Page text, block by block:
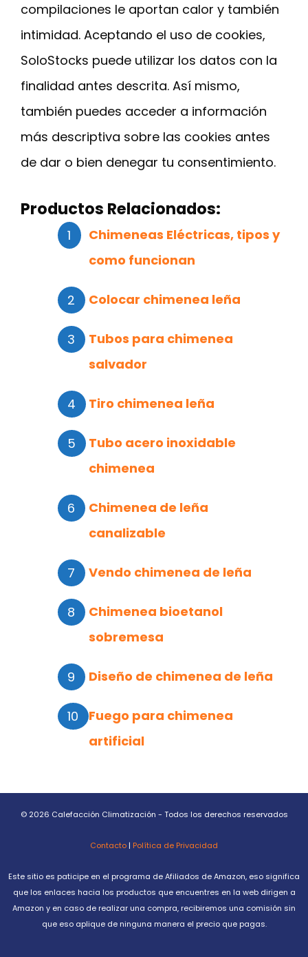
compilaciones le aportan calor y también
intimidad. Aceptando el uso de cookies,
SoloStocks puede utilizar los datos con la
finalidad antes descrita. Así mismo,
también puedes acceder a información
más descriptiva sobre las cookies antes
de dar o bien denegar tu consentimiento.
Productos Relacionados:
Chimeneas Eléctricas, tipos y
como funcionan
Colocar chimenea leña
Tubos para chimenea
salvador
Tiro chimenea leña
Tubo acero inoxidable
chimenea
Chimenea de leña
canalizable
Vendo chimenea de leña
Chimenea bioetanol
sobremesa
Diseño de chimenea de leña
Fuego para chimenea
artificial
© 2026 Calefacción Climatización - Todos los derechos reservados
Contacto | Política de Privacidad
Este sitio es paticipe en el programa de Afiliados de Amazon, eso significa
que los enlaces hacia los productos que encuentres en la web dirigen a
Amazon y en caso de realizar una compra, recibiremos una comisión sin
que eso aplique de ninguna manera el precio que pagas.